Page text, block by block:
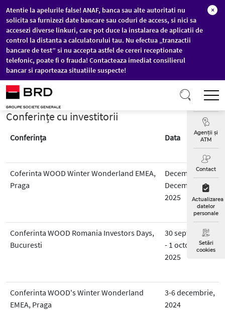
Sari la conținutul principal
Atentie la apelurile false! ANAF, banca sau alte autoritati nu
solicita sa furnizezi date bancare sau coduri de access, si nici sa
accesezi diverse linkuri, care pot duce la instalarea de aplicatii de
control la distanta a calculatorului tau. Nu efectua „tranzactii
bancare de test” si nu accepta astfel de cereri receptionate
telefonic, poate fi o frauda! Contacteaza imediat consilierul
bancar si raporteaza situatiile suspecte!
×
Curs
Agenții și
ATM
Contact
Actualizarea
datelor
personale
Setări
cookies
Conferințe cu investitorii
Conferința Data
Coferinta WOOD Winter Wonderland EMEA,
Praga
Decembrie 1 -
Decembrie 5,
2025
Conferinta WOOD Romania Investors Days,
Bucuresti
30 septembrie
- 1 octombrie
2025
Conferinta WOOD's Winter Wonderland
EMEA, Praga
3-6 decembrie,
2024